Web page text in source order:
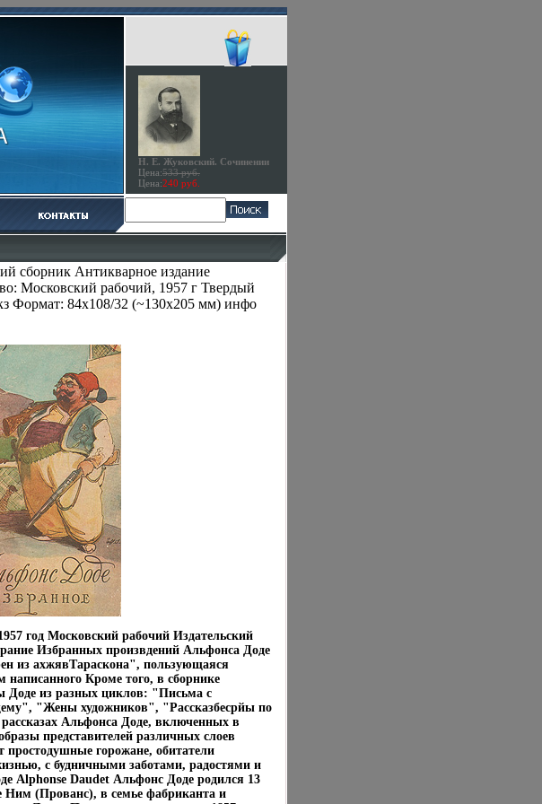
Н. Е. Жуковский. Сочинении
Цена:533 руб.
Цена:240 руб.
сборник Антикварное издание
Московский рабочий, 1957 г Твердый
Формат: 84x108/32 (~130х205 мм) инфо
год Московский рабочий Издательский
Избранных произвдений Альфонса Доде
из ахжявТараскона", пользующаяся
написанного Кроме того, в сборнике
Доде из разных циклов: "Письма с
"Жены художников", "Рассказбесрйы по
Альфонса Доде, включенных в
представителей различных слоев
простодушные горожане, обитатели
с будничными заботами, радостями и
Alphonse Daudet Альфонс Доде родился 13
Ним (Прованс), в семье фабриканта и